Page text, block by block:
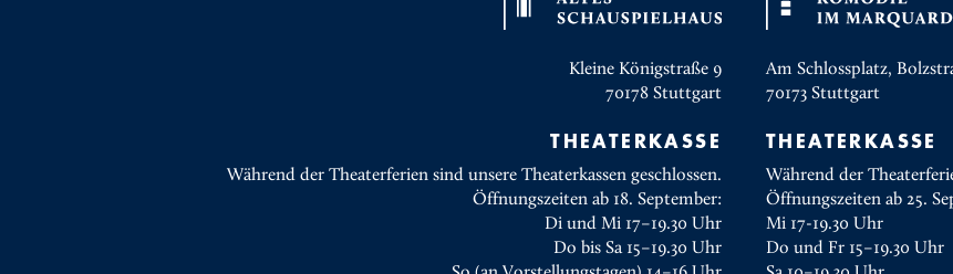
Kleine Königstraße 9
70178 Stuttgart
THEATERKASSE
Während der Theaterferien sind unsere Theaterkassen geschlossen.
Öffnungszeiten ab 18. September:
Di und Mi 17–19.30 Uhr
Do bis Sa 15–19.30 Uhr
Am Schlossplatz,
70173 Stuttgart
THEATERKASSE
Während der
Öffnungszeiten ab 25.
Mi 17-19.30 Uhr
Do und Fr 15–19.30 Uhr